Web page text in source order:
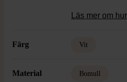
Läs mer om
Färg Vit
Material Bomull